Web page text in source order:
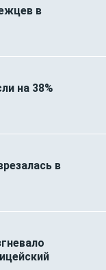
в
на 38%
в